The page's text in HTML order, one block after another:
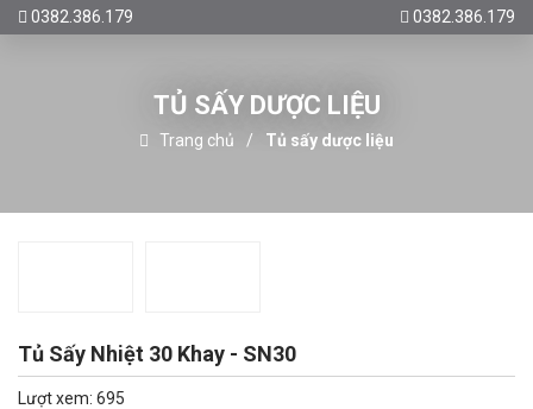
0382.386.179 0382.386.179
TỦ SẤY DƯỢC LIỆU
Trang chủ Tủ sấy dược liệu
Tủ Sấy Nhiệt 30 Khay - SN30
Lượt xem: 695